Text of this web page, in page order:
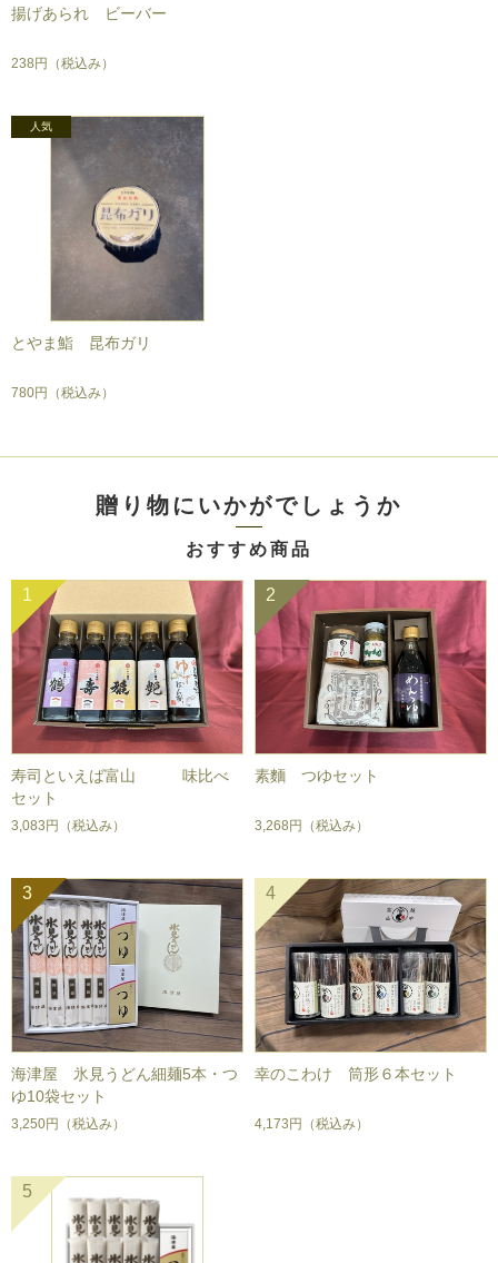
揚げあられ ビーバー
238円 （税込み）
とやま鮨 昆布ガリ
780円 （税込み）
贈り物にいかがでしょうか
おすすめ商品
1
寿司といえば富山 味比べ
セット
3,083円 （税込み）
2
素麵 つゆセット
3,268円 （税込み）
3
海津屋 氷見うどん細麺5本・つ
ゆ10袋セット
3,250円 （税込み）
4
幸のこわけ 筒形６本セット
4,173円 （税込み）
5